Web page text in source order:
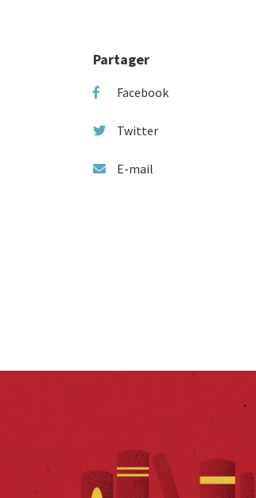
Partager
Facebook
Twitter
E-mail